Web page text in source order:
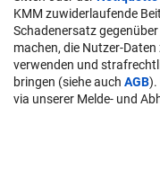
KMM zuwiderlaufende
Schadenersatz
machen, die Nutzer-
verwenden und
bringen (siehe auch AGB).
via unserer Melde- und